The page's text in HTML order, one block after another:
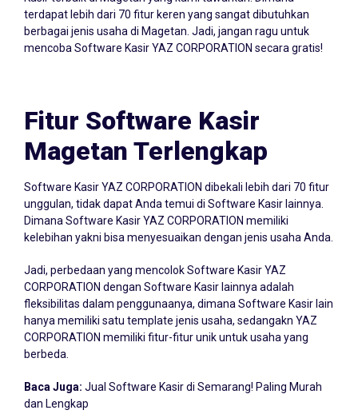
terdapat lebih dari 70 fitur keren yang sangat dibutuhkan
berbagai jenis usaha di Magetan. Jadi, jangan ragu untuk
mencoba Software Kasir YAZ CORPORATION secara gratis!
Fitur Software Kasir
Magetan Terlengkap
Software Kasir YAZ CORPORATION dibekali lebih dari 70 fitur
unggulan, tidak dapat Anda temui di Software Kasir lainnya.
Dimana Software Kasir YAZ CORPORATION memiliki
kelebihan yakni bisa menyesuaikan dengan jenis usaha Anda.
Jadi, perbedaan yang mencolok Software Kasir YAZ
CORPORATION dengan Software Kasir lainnya adalah
fleksibilitas dalam penggunaanya, dimana Software Kasir lain
hanya memiliki satu template jenis usaha, sedangakn YAZ
CORPORATION memiliki fitur-fitur unik untuk usaha yang
berbeda.
Baca Juga: Jual Software Kasir di Semarang! Paling Murah
dan Lengkap